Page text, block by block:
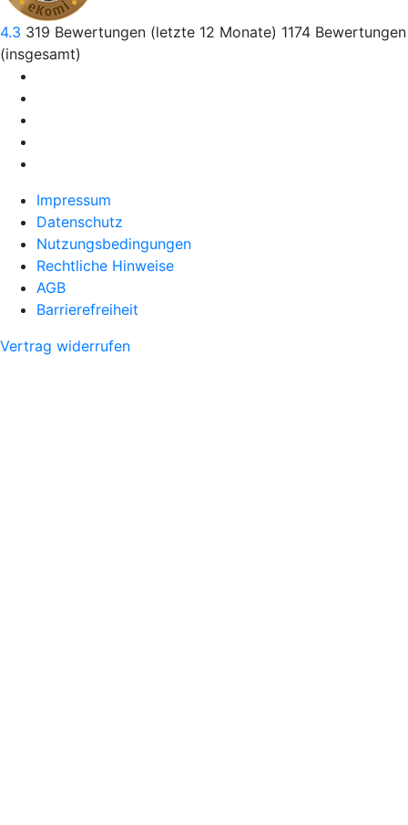
4.3 319 Bewertungen (letzte 12 Monate) 1174 Bewertungen
(insgesamt)
Impressum
Datenschutz
Nutzungsbedingungen
Rechtliche Hinweise
AGB
Barrierefreiheit
Vertrag widerrufen